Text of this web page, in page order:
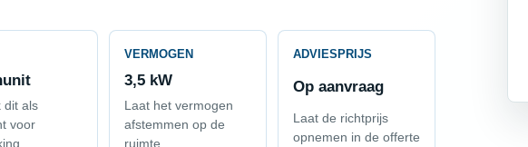
dit als
voor
VERMOGEN
3,5 kW
Laat het vermogen
afstemmen op de
ruimte
ADVIESPRIJS
Op aanvraag
Laat de richtprijs
opnemen in de offerte